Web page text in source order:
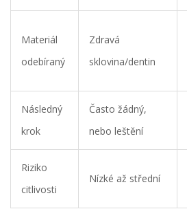
Materiál
odebíraný
Zdravá
sklovina/dentin
Následný
krok
Často žádný,
nebo leštění
Riziko
citlivosti
Nízké až střední